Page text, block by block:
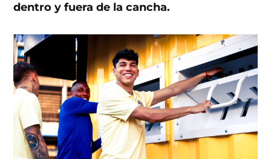
dentro y fuera de la cancha.